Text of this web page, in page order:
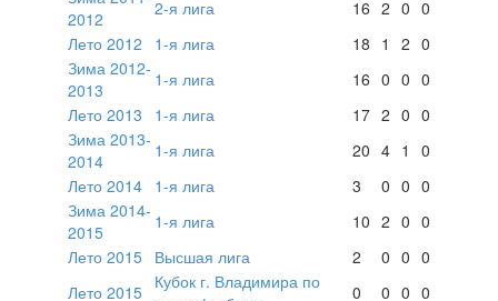
2012
2-я лига 16 2 0 0
Лето 2012
1-я лига 18 1 2 0
Зима 2012-
2013
1-я лига 16 0 0 0
Лето 2013
1-я лига 17 2 0 0
Зима 2013-
2014
1-я лига 20 4 1
0
Лето 2014 1-я лига 3 0 0 0
Зима 2014-
2015
1-я лига 10 2 0 0
Лето 2015 Высшая лига 2 0 0 0
Лето 2015 Кубок г. Владимира по
0 0 0 0